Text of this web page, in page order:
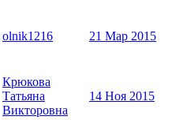
olnik1216 21 Мар 2015
Крюкова
Татьяна
Викторовна
14 Ноя 2015